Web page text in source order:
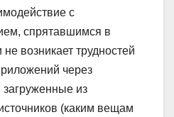
с
спрятавшимся в
возникает трудностей
через
загруженные из
(каким вещам